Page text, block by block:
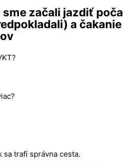
začali jazdiť
a
trafí správna cesta.